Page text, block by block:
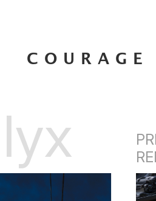
COURAGE